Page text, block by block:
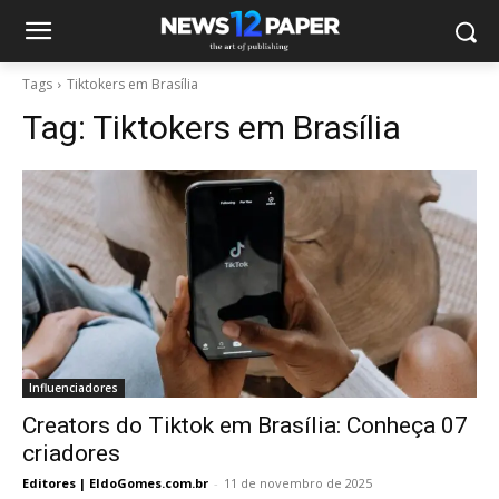
Tags Tiktokers em Brasília
Tag: Tiktokers em Brasília
Influenciadores
Creators do Tiktok em Brasília: Conheça 07
criadores
Editores | EldoGomes.com.br - 11 de novembro de 2025